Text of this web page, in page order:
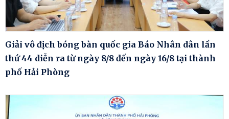
Giải vô địch bóng bàn quốc gia Báo Nhân dân lần
thứ 44 diễn ra từ ngày 8/8 đến ngày 16/8 tại thành
phố Hải Phòng